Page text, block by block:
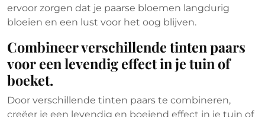
ervoor zorgen dat je paarse bloemen langdurig
bloeien en een lust voor het oog blijven.
Combineer verschillende tinten paars
voor een levendig effect in je tuin of
boeket.
Door verschillende tinten paars te combineren,
creëer je een levendig en boeiend effect in je tuin of